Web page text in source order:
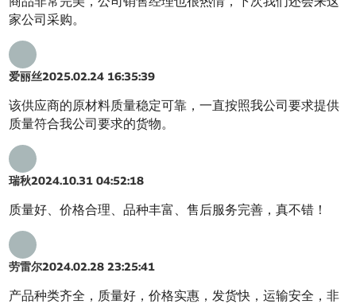
家公司采购。
爱丽丝2025.02.24 16:35:39
该供应商的原材料质量稳定可靠，一直按照我公司要求提供
质量符合我公司要求的货物。
瑞秋2024.10.31 04:52:18
质量好、价格合理、品种丰富、售后服务完善，真不错！
劳雷尔2024.02.28 23:25:41
产品种类齐全，质量好，价格实惠，发货快，运输安全，非